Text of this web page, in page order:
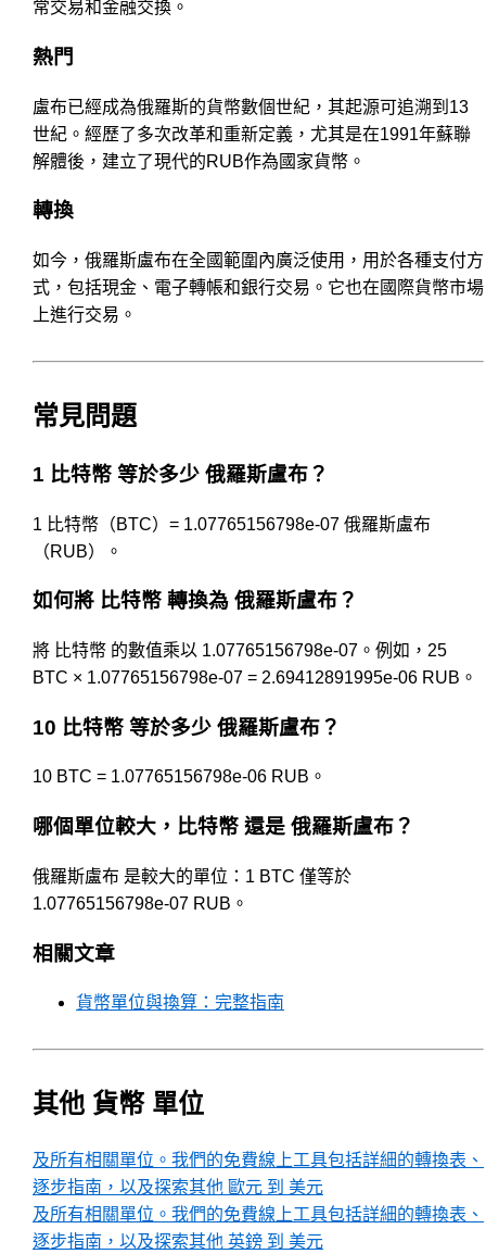
常交易和金融交換。
熱門
盧布已經成為俄羅斯的貨幣數個世紀，其起源可追溯到13
世紀。經歷了多次改革和重新定義，尤其是在1991年蘇聯
解體後，建立了現代的RUB作為國家貨幣。
轉換
如今，俄羅斯盧布在全國範圍內廣泛使用，用於各種支付方
式，包括現金、電子轉帳和銀行交易。它也在國際貨幣市場
上進行交易。
常見問題
1 比特幣 等於多少 俄羅斯盧布？
1 比特幣（BTC）= 1.07765156798e-07 俄羅斯盧布
（RUB）。
如何將 比特幣 轉換為 俄羅斯盧布？
將 比特幣 的數值乘以 1.07765156798e-07。例如，25
BTC × 1.07765156798e-07 = 2.69412891995e-06 RUB。
10 比特幣 等於多少 俄羅斯盧布？
10 BTC = 1.07765156798e-06 RUB。
哪個單位較大，比特幣 還是 俄羅斯盧布？
俄羅斯盧布 是較大的單位：1 BTC 僅等於
1.07765156798e-07 RUB。
相關文章
貨幣單位與換算：完整指南
其他 貨幣 單位
及所有相關單位。我們的免費線上工具包括詳細的轉換表、
逐步指南，以及探索其他 歐元 到 美元
及所有相關單位。我們的免費線上工具包括詳細的轉換表、
逐步指南，以及探索其他 英鎊 到 美元